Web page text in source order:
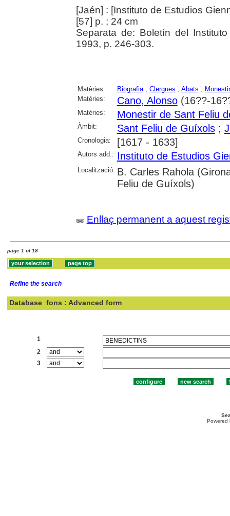
[Jaén] : [Instituto de Estudios
[57] p. ; 24 cm
Separata de: Boletín del
1993, p. 246-303.
Matèries: Biografia; Clergues ; Abats ;
Matèries:
Cano, Alonso(16??-
Matèries: Monestir de Sant Feliu
Àmbit: Sant Feliu de Guíxols;
Cronologia: [1617 - 1633]
Autors add.: Instituto de Estudios
Localització: B. Carles Rahola
Feliu de Guíxols)
Enllaç permanent a aquest
page 1 of 18
Refine the search
Database fons : Advanced form
1
2
3